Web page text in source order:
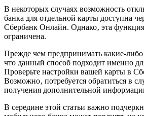
В некоторых случаях возможность
банка для отдельной карты доступна
Сбербанк Онлайн. Однако‚ эта
ограничена.
Прежде чем предпринимать какие-либо
что данный способ подходит именно
Проверьте настройки вашей карты в
Возможно‚ потребуется обратиться в
получения дополнительной
В середине этой статьи важно